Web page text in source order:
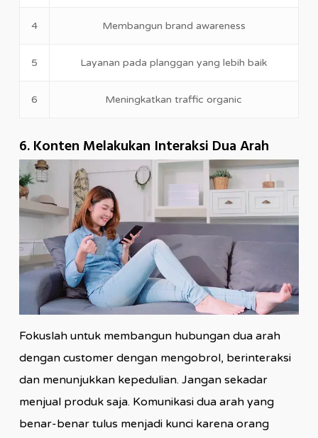
4 Membangun brand awareness
5 Layanan pada planggan yang lebih baik
6 Meningkatkan traffic organic
6. Konten Melakukan Interaksi Dua Arah
Fokuslah untuk membangun hubungan dua arah
dengan customer dengan mengobrol, berinteraksi
dan menunjukkan kepedulian. Jangan sekadar
menjual produk saja. Komunikasi dua arah yang
benar-benar tulus menjadi kunci karena orang